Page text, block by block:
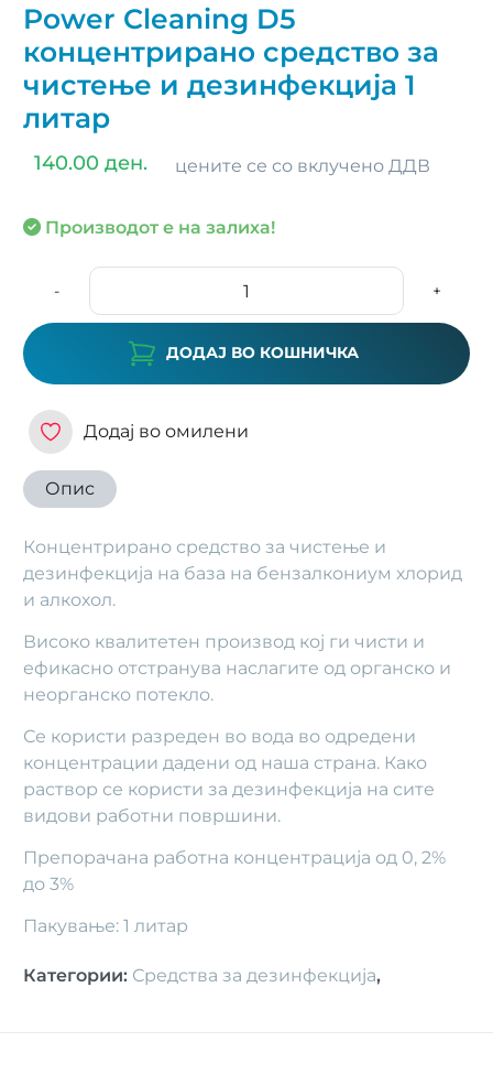
Power Cleaning D5
концентрирано средство за
чистење и дезинфекција 1
литар
140.00 ден. цените се со вклучено ДДВ
Производот е на залиха!
- +
ДОДАЈ ВО КОШНИЧКА
Додај во омилени
Опис
Концентрирано средство за чистење и
дезинфекција на база на бензалкониум хлорид
и алкохол.
Високо квалитетен производ кој ги чисти и
ефикасно отстранува наслагите од органско и
неорганско потекло.
Се користи разреден во вода во одредени
концентрации дадени од наша страна. Како
раствор се користи за дезинфекција на сите
видови работни површини.
Препорачана работна концентрација од 0, 2%
до 3%
Пакување: 1 литар
Категории: Средства за дезинфекција,